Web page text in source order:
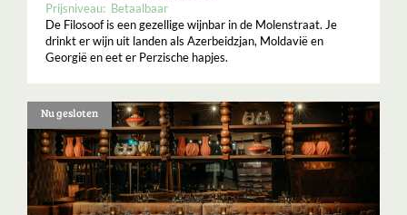
Prijsniveau: Betaalbaar
De Filosoof is een gezellige wijnbar in de Molenstraat. Je
drinkt er wijn uit landen als Azerbeidzjan, Moldavië en
Georgië en eet er Perzische hapjes.
Nu gesloten